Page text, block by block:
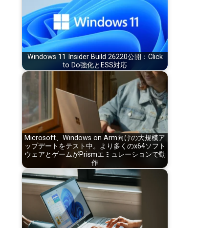
Windows 11 Insider Build 26220公開：Click
to Do強化とESS対応
Microsoft、Windows on Arm向けの大規模ア
ップデートをテスト中。より多くのx64ソフト
ウェアとゲームがPrismエミュレーションで動
作